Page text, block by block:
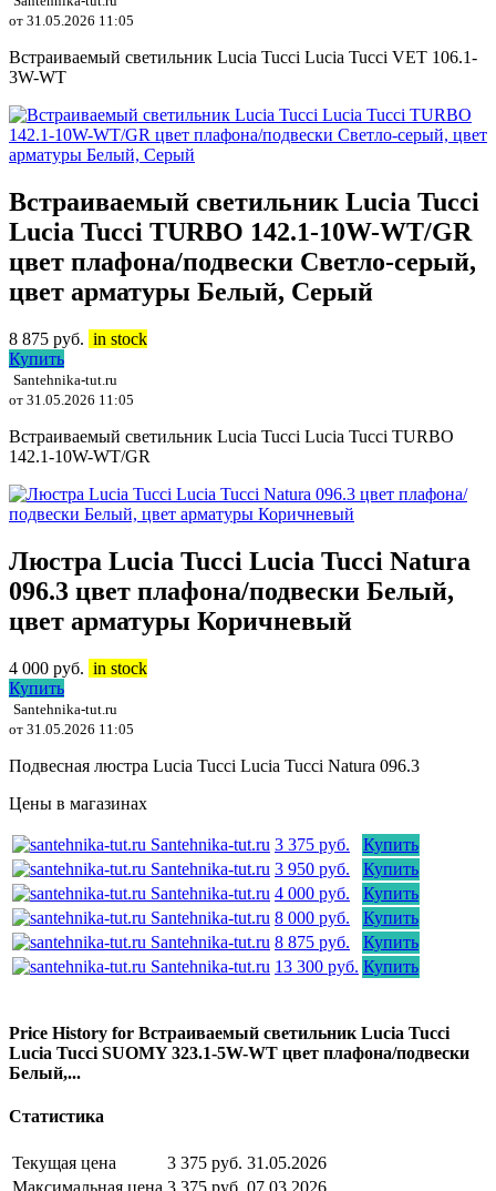
от 31.05.2026 11:05
Встраиваемый светильник Lucia Tucci Lucia Tucci VET 106.1-
3W-WT
Встраиваемый светильник Lucia Tucci
Lucia Tucci TURBO 142.1-10W-WT/GR
цвет плафона/подвески Светло-серый,
цвет арматуры Белый, Серый
8 875 руб. in stock
Купить
Santehnika-tut.ru
от 31.05.2026 11:05
Встраиваемый светильник Lucia Tucci Lucia Tucci TURBO
142.1-10W-WT/GR
Люстра Lucia Tucci Lucia Tucci Natura
096.3 цвет плафона/подвески Белый,
цвет арматуры Коричневый
4 000 руб. in stock
Купить
Santehnika-tut.ru
от 31.05.2026 11:05
Подвесная люстра Lucia Tucci Lucia Tucci Natura 096.3
Цены в магазинах
Santehnika-tut.ru 3 375 руб.
Купить
Santehnika-tut.ru 3 950 руб.
Купить
Santehnika-tut.ru 4 000 руб.
Купить
Santehnika-tut.ru 8 000 руб.
Купить
Santehnika-tut.ru 8 875 руб.
Купить
Santehnika-tut.ru 13 300 руб. Купить
Price History for Встраиваемый светильник Lucia Tucci
Lucia Tucci SUOMY 323.1-5W-WT цвет плафона/подвески
Белый,...
Статистика
Текущая цена 3 375 руб. 31.05.2026